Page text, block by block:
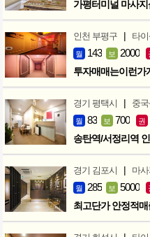
가평터미널 마사지
인천 부평구 | 타
월 143 보 2000
경기 평택시 | 중
월 83 보 700 권
송탄역/서정리역
경기 김포시 | 마
월 285 보 5000
최고단가 안정적